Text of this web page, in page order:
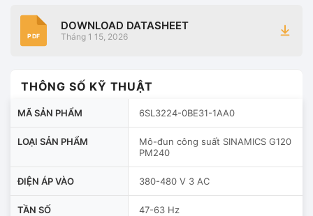
PDF
DOWNLOAD DATASHEET
Tháng 1 15, 2026
THÔNG SỐ KỸ THUẬT
MÃ SẢN PHẨM 6SL3224-0BE31-1AA0
LOẠI SẢN PHẨM
Mô-đun công suất SINAMICS G120
PM240
ĐIỆN ÁP VÀO 380-480 V 3 AC
TẦN SỐ 47-63 Hz